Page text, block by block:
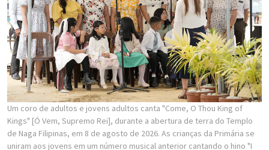
Um coro de adultos e jovens adultos canta "Come, O Thou King of
Kings" [Ó Vem, Supremo Rei], durante a abertura de terra do Templo
de Naga Filipinas, em 8 de agosto de 2026. As crianças da Primária se
uniram aos jovens em um número musical anterior cantando o hino "I